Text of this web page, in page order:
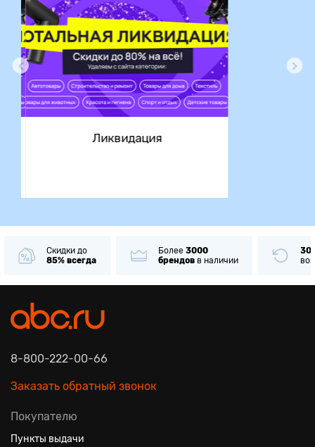
Скидки до
85% всегда
Более 3000
брендов в наличии
30
8-800-222-00-66
Заказать обратный звонок
Покупателю
Пункты выдачи